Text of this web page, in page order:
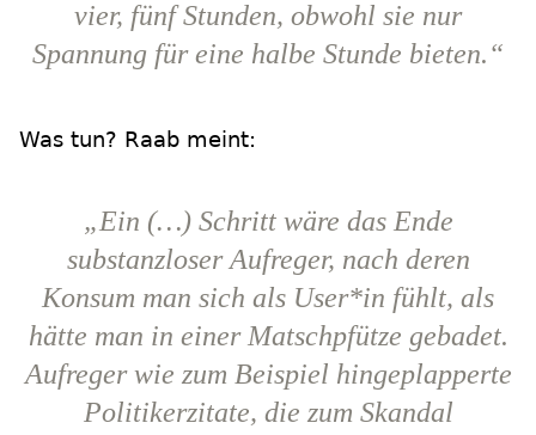
vier, fünf Stunden, obwohl sie nur
Spannung für eine halbe Stunde bieten.“
Was tun? Raab meint:
„Ein (…) Schritt wäre das Ende
substanzloser Aufreger, nach deren
Konsum man sich als User*in fühlt, als
hätte man in einer Matschpfütze gebadet.
Aufreger wie zum Beispiel hingeplapperte
Politikerzitate, die zum Skandal